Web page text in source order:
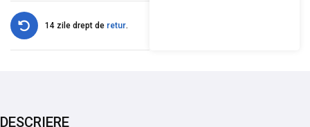
14 zile drept de retur.
DESCRIERE